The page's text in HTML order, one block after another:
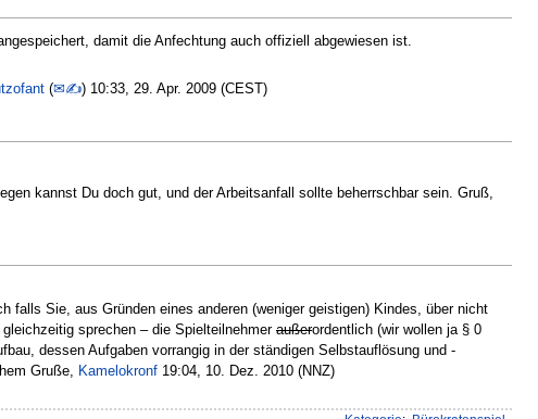
damit die Anfechtung auch offiziell abgewiesen ist.
(✉✍) 10:33, 29. Apr. 2009 (CEST)
kannst Du doch gut, und der Arbeitsanfall sollte beherrschbar sein. Gruß,
Sie, aus Gründen eines anderen (weniger geistigen) Kindes, über nicht
sprechen – die Spielteilnehmer außerordentlich (wir wollen ja § 0
dessen Aufgaben vorrangig in der ständigen Selbstauflösung und -
Gruße, Kamelokronf 19:04, 10. Dez. 2010 (NNZ)